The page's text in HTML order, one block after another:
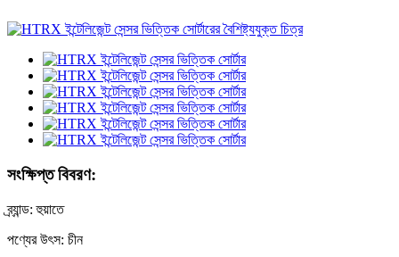
সংক্ষিপ্ত বিবরণ:
ব্র্যান্ড: হুয়াতে
পণ্যের উৎস: চীন